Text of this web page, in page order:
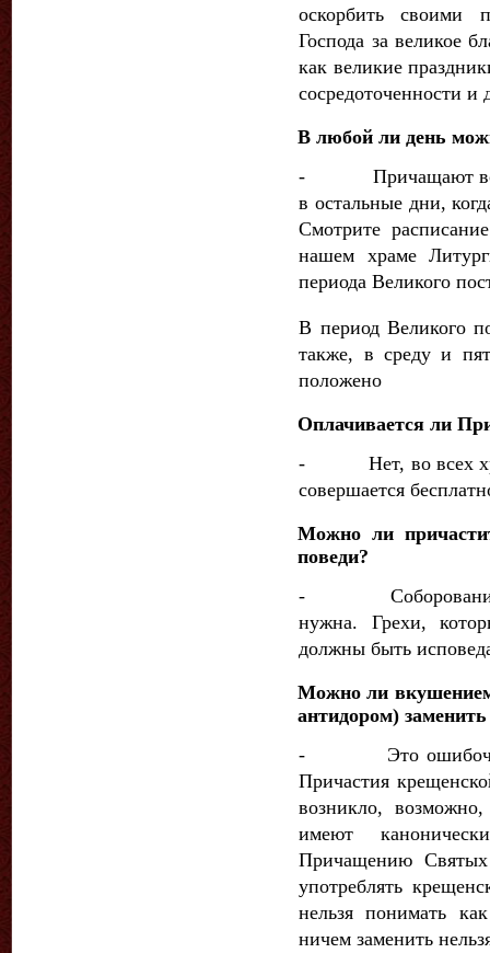
оскорбить своими
Господа за великое
как великие
сосредоточенности
В любой ли день
- Причащают
в остальные дни,
Смотрите
нашем храме
периода Великого
В период Великого
также, в среду и
положено
Оплачивается ли
- Нет, во всех
совершает­ся
Можно ли
поведи?
- Соборование не
нужна. Грехи,
должны быть
Можно ли
антидором)
- Это ошибочное
Причастия
возникло,
имеют
Причащению Святых
употреблять
нельзя понимать
ничем заменить